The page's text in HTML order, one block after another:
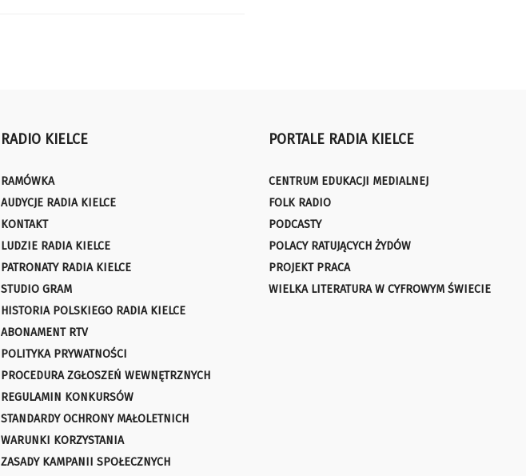
RADIO KIELCE
RAMÓWKA
AUDYCJE RADIA KIELCE
KONTAKT
LUDZIE RADIA KIELCE
PATRONATY RADIA KIELCE
STUDIO GRAM
HISTORIA POLSKIEGO RADIA KIELCE
ABONAMENT RTV
POLITYKA PRYWATNOŚCI
PROCEDURA ZGŁOSZEŃ WEWNĘTRZNYCH
REGULAMIN KONKURSÓW
STANDARDY OCHRONY MAŁOLETNICH
WARUNKI KORZYSTANIA
ZASADY KAMPANII SPOŁECZNYCH
PORTALE RADIA KIELCE
CENTRUM EDUKACJI MEDIALNEJ
FOLK RADIO
PODCASTY
POLACY RATUJĄCYCH ŻYDÓW
PROJEKT PRACA
WIELKA LITERATURA W CYFROWYM ŚWIECIE